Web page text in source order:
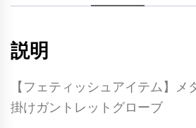
タ
ッ
ク
説明
【フェティッシュアイテム】メ
掛けガントレットグローブ